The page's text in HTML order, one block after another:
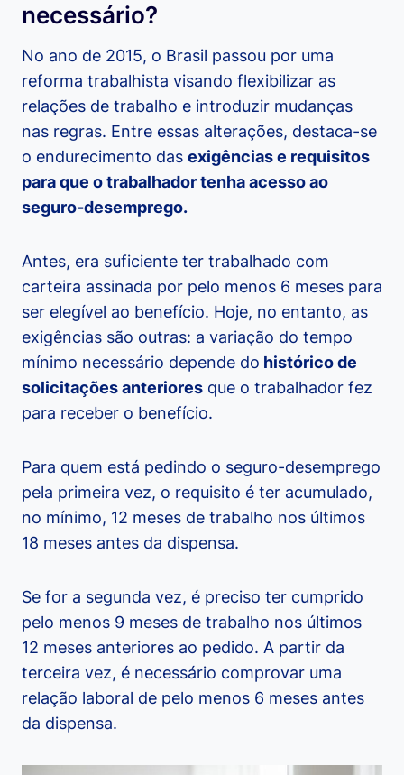
necessário?
No ano de 2015, o Brasil passou por uma
reforma trabalhista visando flexibilizar as
relações de trabalho e introduzir mudanças
nas regras. Entre essas alterações, destaca-se
o endurecimento das exigências e requisitos
para que o trabalhador tenha acesso ao
seguro-desemprego.
Antes, era suficiente ter trabalhado com
carteira assinada por pelo menos 6 meses para
ser elegível ao benefício. Hoje, no entanto, as
exigências são outras: a variação do tempo
mínimo necessário depende do histórico de
solicitações anteriores que o trabalhador fez
para receber o benefício.
Para quem está pedindo o seguro-desemprego
pela primeira vez, o requisito é ter acumulado,
no mínimo, 12 meses de trabalho nos últimos
18 meses antes da dispensa.
Se for a segunda vez, é preciso ter cumprido
pelo menos 9 meses de trabalho nos últimos
12 meses anteriores ao pedido. A partir da
terceira vez, é necessário comprovar uma
relação laboral de pelo menos 6 meses antes
da dispensa.